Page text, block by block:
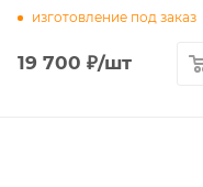
изготовление под заказ
19 700 ₽/шт